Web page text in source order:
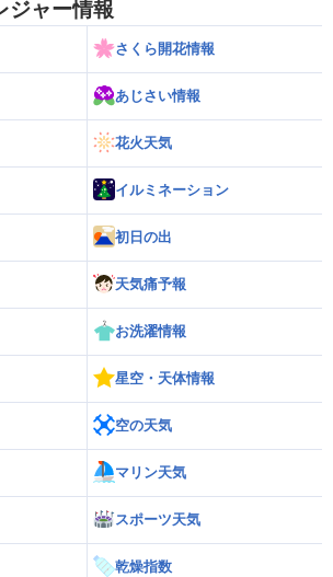
ジャー情報
さくら開花情報
あじさい情報
花火天気
イルミネーション
初日の出
天気痛予報
お洗濯情報
星空・天体情報
空の天気
マリン天気
スポーツ天気
乾燥指数